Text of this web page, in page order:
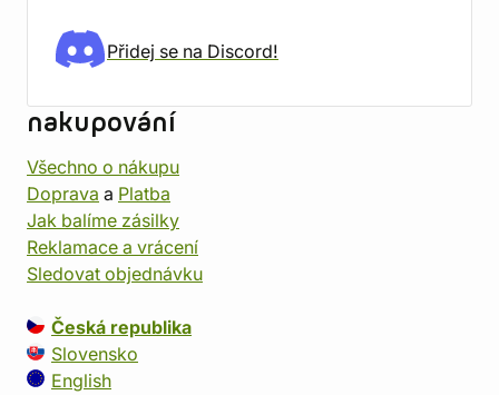
Přidej se na Discord!
nakupování
Všechno o nákupu
Doprava a Platba
Jak balíme zásilky
Reklamace a vrácení
Sledovat objednávku
Česká republika
Slovensko
English